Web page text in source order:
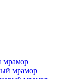
мрамор
мрамор